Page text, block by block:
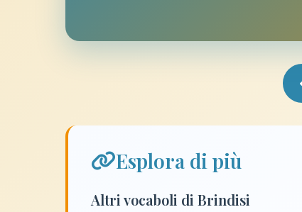
Esplora di più
Altri vocaboli di Brindisi